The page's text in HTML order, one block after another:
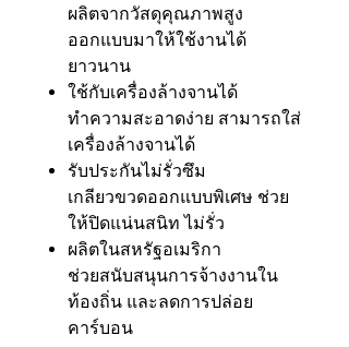
ผลิตจากวัสดุคุณภาพสูง
ออกแบบมาให้ใช้งานได้
ยาวนาน
ใช้กับเครื่องล้างจานได้
ทำความสะอาดง่าย สามารถใส่
เครื่องล้างจานได้
รับประกันไม่รั่วซึม
เกลียวขวดออกแบบพิเศษ ช่วย
ให้ปิดแน่นสนิท ไม่รั่ว
ผลิตในสหรัฐอเมริกา
ช่วยสนับสนุนการจ้างงานใน
ท้องถิ่น และลดการปล่อย
คาร์บอน